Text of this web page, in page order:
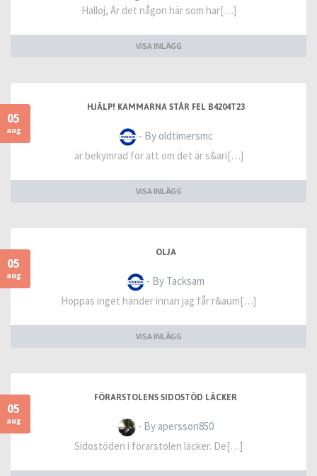
Halloj, Är det någon här som har[…]
VISA INLÄGG
05
aug
HJÄLP! KAMMARNA STÅR FEL B4204T23
- By oldtimersmc
är bekymrad för att om det är s&ari[…]
VISA INLÄGG
05
aug
OLJA
- By Tacksam
Hoppas inget händer innan jag får r&aum[…]
VISA INLÄGG
05
aug
FÖRARSTOLENS SIDOSTÖD LÄCKER
- By apersson850
Sidostöden i förarstolen läcker. De[…]